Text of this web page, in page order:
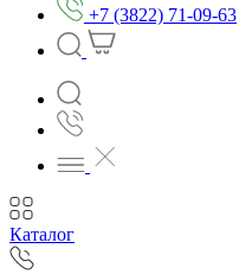
+7 (3822) 71-09-63
Каталог